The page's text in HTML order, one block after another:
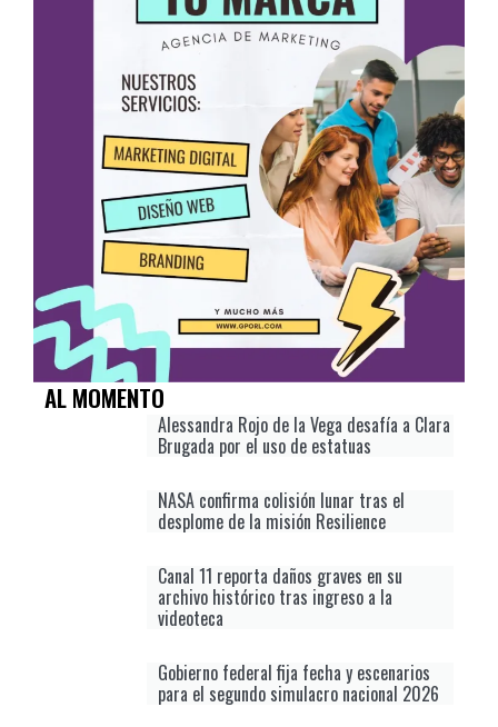
AL MOMENTO
Alessandra Rojo de la Vega desafía a Clara
Brugada por el uso de estatuas
NASA confirma colisión lunar tras el
desplome de la misión Resilience
Canal 11 reporta daños graves en su
archivo histórico tras ingreso a la
videoteca
Gobierno federal fija fecha y escenarios
para el segundo simulacro nacional 2026